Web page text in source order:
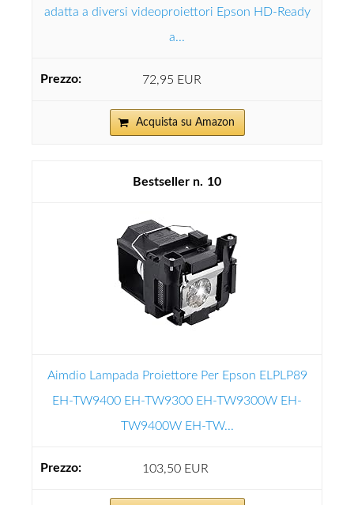
adatta a diversi videoproiettori Epson HD-Ready
a...
72,95 EUR
Acquista su Amazon
10
Aimdio Lampada Proiettore Per Epson ELPLP89
EH-TW9400 EH-TW9300 EH-TW9300W EH-
TW9400W EH-TW...
103,50 EUR